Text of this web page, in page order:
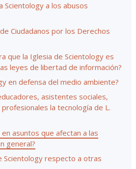
Scientology a los abusos
Ciudadanos por los Derechos
que la Iglesia de Scientology es
leyes de libertad de información?
en defensa del medio ambiente?
asistentes sociales,
la tecnología de L.
asuntos que afectan a las
general?
Scientology respecto a otras